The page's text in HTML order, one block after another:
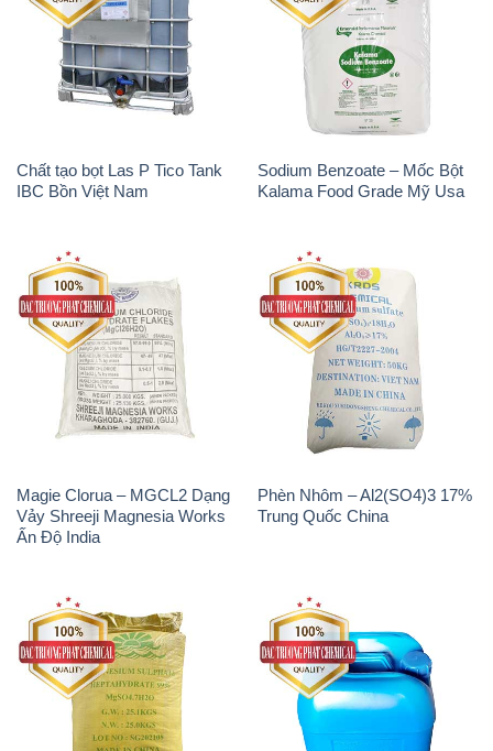
Chất tạo bọt Las P Tico Tank
IBC Bồn Việt Nam
Sodium Benzoate – Mốc Bột
Kalama Food Grade Mỹ Usa
Magie Clorua – MGCL2 Dạng
Vảy Shreeji Magnesia Works
Ấn Độ India
Phèn Nhôm – Al2(SO4)3 17%
Trung Quốc China